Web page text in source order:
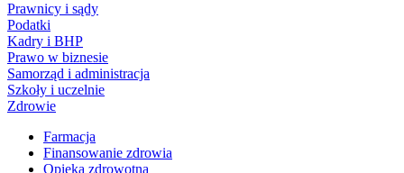
Prawnicy i sądy
Podatki
Kadry i BHP
Prawo w biznesie
Samorząd i administracja
Szkoły i uczelnie
Zdrowie
Farmacja
Finansowanie zdrowia
Opieka zdrowotna